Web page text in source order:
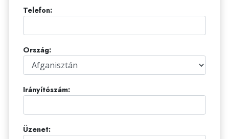
Telefon:
Ország:
Irányítószám:
Üzenet: